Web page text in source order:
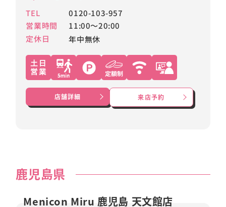
TEL
0120-103-957
営業時間
11:00～20:00
定休日
年中無休
店舗詳細 来店予約
鹿児島県
Menicon Miru 鹿児島 天文館店